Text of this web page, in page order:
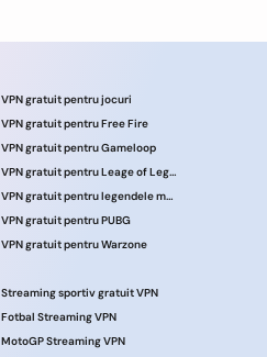
VPN gratuit pentru jocuri
VPN gratuit pentru Free Fire
VPN gratuit pentru Gameloop
VPN gratuit pentru Leage of Legends
VPN gratuit pentru legendele mobile
VPN gratuit pentru PUBG
VPN gratuit pentru Warzone
Streaming sportiv gratuit VPN
Fotbal Streaming VPN
MotoGP Streaming VPN